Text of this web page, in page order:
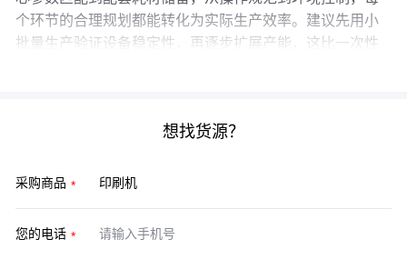
个环节的合理规划都能转化为实际生产效率。建议先用小
批量生产验证设备稳定性，再逐步扩展产能，这比一次性
想找货源？
采购商品
您的电话